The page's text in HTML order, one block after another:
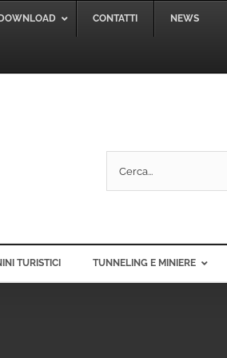
CONTATTI NEWS
per:
TURISTICI TUNNELING E MINIERE